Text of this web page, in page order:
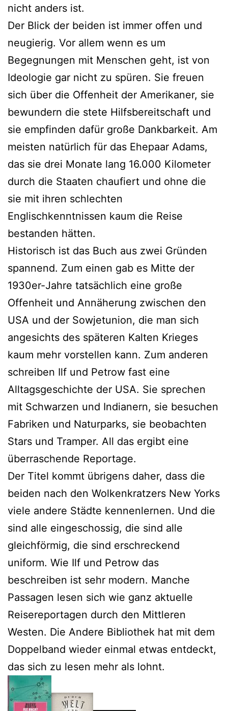
nicht anders ist.
Der Blick der beiden ist immer offen und
neugierig. Vor allem wenn es um
Begegnungen mit Menschen geht, ist von
Ideologie gar nicht zu spüren. Sie freuen
sich über die Offenheit der Amerikaner, sie
bewundern die stete Hilfsbereitschaft und
sie empfinden dafür große Dankbarkeit. Am
meisten natürlich für das Ehepaar Adams,
das sie drei Monate lang 16.000 Kilometer
durch die Staaten chaufiert und ohne die
sie mit ihren schlechten
Englischkenntnissen kaum die Reise
bestanden hätten.
Historisch ist das Buch aus zwei Gründen
spannend. Zum einen gab es Mitte der
1930er-Jahre tatsächlich eine große
Offenheit und Annäherung zwischen den
USA und der Sowjetunion, die man sich
angesichts des späteren Kalten Krieges
kaum mehr vorstellen kann. Zum anderen
schreiben Ilf und Petrow fast eine
Alltagsgeschichte der USA. Sie sprechen
mit Schwarzen und Indianern, sie besuchen
Fabriken und Naturparks, sie beobachten
Stars und Tramper. All das ergibt eine
überraschende Reportage.
Der Titel kommt übrigens daher, dass die
beiden nach den Wolkenkratzers New Yorks
viele andere Städte kennenlernen. Und die
sind alle eingeschossig, die sind alle
gleichförmig, die sind erschreckend
uniform. Wie Ilf und Petrow das
beschreiben ist sehr modern. Manche
Passagen lesen sich wie ganz aktuelle
Reisereportagen durch den Mittleren
Westen. Die Andere Bibliothek hat mit dem
Doppelband wieder einmal etwas entdeckt,
das sich zu lesen mehr als lohnt.